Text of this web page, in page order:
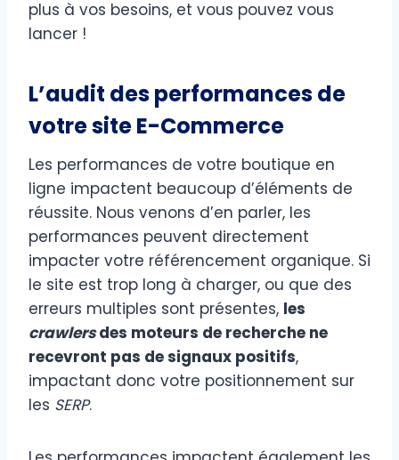
plus à vos besoins, et vous pouvez vous
lancer !
L’audit des performances de
votre site E-Commerce
Les performances de votre boutique en
ligne impactent beaucoup d’éléments de
réussite. Nous venons d’en parler, les
performances peuvent directement
impacter votre référencement organique. Si
le site est trop long à charger, ou que des
erreurs multiples sont présentes, les
crawlersdes moteurs de recherche ne
recevront pas de signaux positifs,
impactant donc votre positionnement sur
les SERP.